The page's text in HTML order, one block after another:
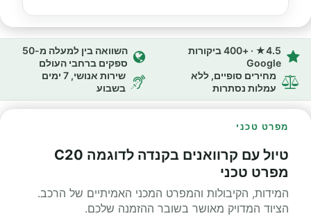
4.5★ · +400 ביקורות
Google
השוואה בין למעלה מ-50
ספקים ברחבי העולם
מחירים סופיים, ללא
עמלות נסתרות
שירות אנושי, 7 ימים
בשבוע
מפרט טכני
טיול עם קרוואנים בקנדה לדוגמה C20
מפרט טכני
המידות, הקיבולות והמפרט המכני האמיתיים של הרכב.
הציוד המדויק מאושר בשובר ההזמנה שלכם.